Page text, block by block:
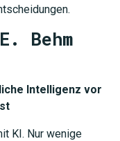
Behm
Intelligenz vor
KI. Nur wenige